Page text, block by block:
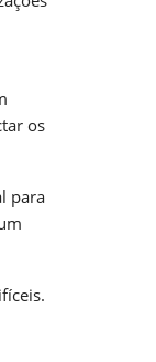
os
para